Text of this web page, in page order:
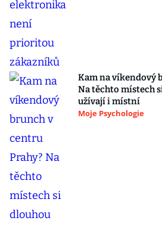
Kam na víkendový
Na těchto místech
užívají i místní
Moje Psychologie